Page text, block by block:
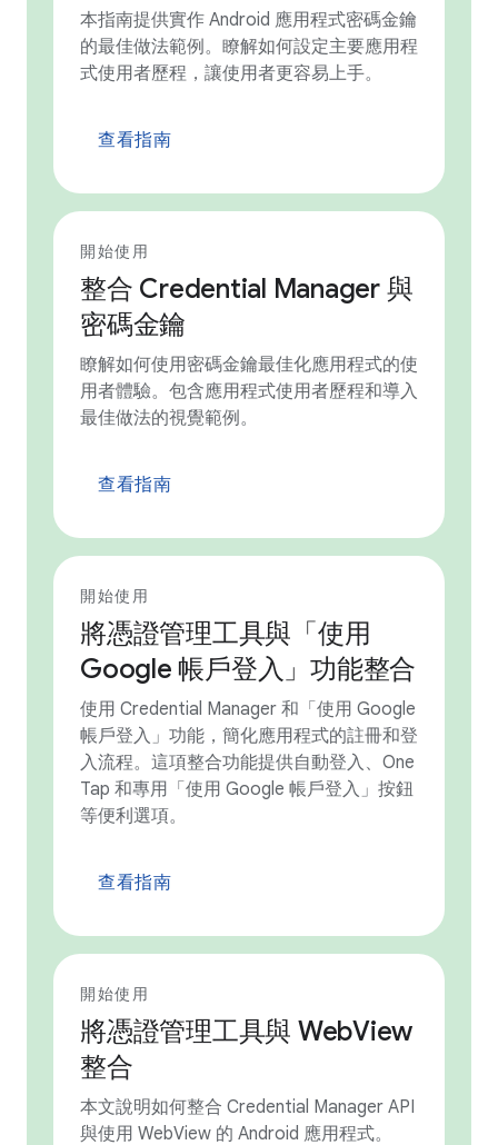
本指南提供實作 Android 應用程式密碼金鑰
的最佳做法範例。瞭解如何設定主要應用程
式使用者歷程，讓使用者更容易上手。
查看指南
開始使用
整合 Credential Manager 與
密碼金鑰
瞭解如何使用密碼金鑰最佳化應用程式的使
用者體驗。包含應用程式使用者歷程和導入
最佳做法的視覺範例。
查看指南
開始使用
將憑證管理工具與「使用
Google 帳戶登入」功能整合
使用 Credential Manager 和「使用 Google
帳戶登入」功能，簡化應用程式的註冊和登
入流程。這項整合功能提供自動登入、One
Tap 和專用「使用 Google 帳戶登入」按鈕
等便利選項。
查看指南
開始使用
將憑證管理工具與 WebView
整合
本文說明如何整合 Credential Manager API
與使用 WebView 的 Android 應用程式。